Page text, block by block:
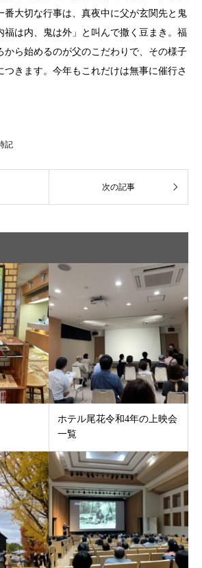
番大切な行事は、真夜中に父が玄関先と鬼
福は内、鬼は外」と叫んで撒く豆まき。福
から始めるのが父のこだわりで、その様子
つきます。今年もこれだけは無事に催行さ
記
ホテル尾花令和4年の上映会
一覧